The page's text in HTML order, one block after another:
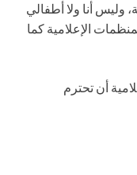
وليس أنا ولا أطفالي
الإعلامية كما
أن تحترم